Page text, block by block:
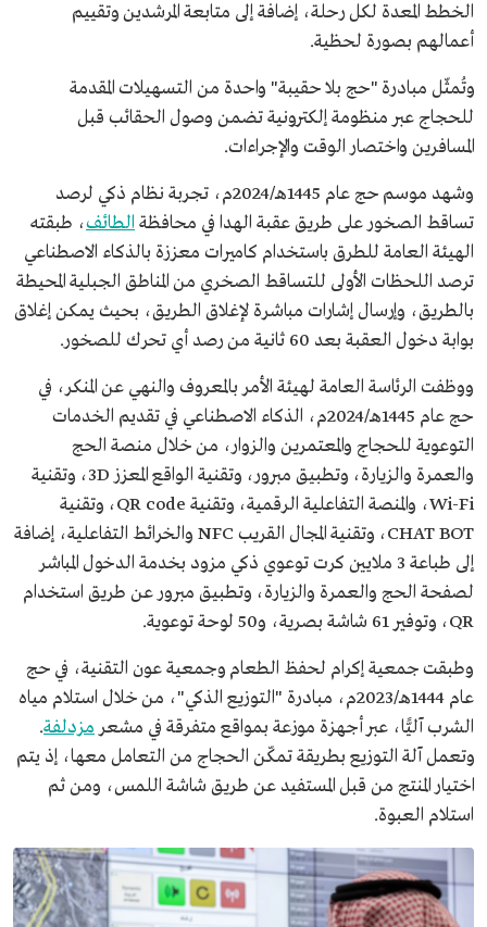
الخطط المعدة لكل رحلة، إضافة إلى متابعة المرشدين وتقييم
أعمالهم بصورة لحظية.
وتُمثّل مبادرة "حج بلا حقيبة" واحدة من التسهيلات المقدمة
للحجاج عبر منظومة إلكترونية تضمن وصول الحقائب قبل
المسافرين واختصار الوقت والإجراءات.
وشهد موسم حج عام 1445هـ/2024م، تجربة نظام ذكي لرصد
تساقط الصخور على طريق عقبة الهدا في محافظة الطائف، طبقته
الهيئة العامة للطرق باستخدام كاميرات معززة بالذكاء الاصطناعي
ترصد اللحظات الأولى للتساقط الصخري من المناطق الجبلية المحيطة
بالطريق، وإرسال إشارات مباشرة لإغلاق الطريق، بحيث يمكن إغلاق
بوابة دخول العقبة بعد 60 ثانية من رصد أي تحرك للصخور.
ووظفت الرئاسة العامة لهيئة الأمر بالمعروف والنهي عن المنكر، في
حج عام 1445هـ/2024م، الذكاء الاصطناعي في تقديم الخدمات
التوعوية للحجاج والمعتمرين والزوار، من خلال منصة الحج
والعمرة والزيارة، وتطبيق مبرور، وتقنية الواقع المعزز 3D، وتقنية
Wi-Fi، والمنصة التفاعلية الرقمية، وتقنية QR code، وتقنية
CHAT BOT، وتقنية المجال القريب NFC والخرائط التفاعلية، إضافة
إلى طباعة 3 ملايين كرت توعوي ذكي مزود بخدمة الدخول المباشر
لصفحة الحج والعمرة والزيارة، وتطبيق مبرور عن طريق استخدام
QR، وتوفير 61 شاشة بصرية، و50 لوحة توعوية.
وطبقت جمعية إكرام لحفظ الطعام وجمعية عون التقنية، في حج
عام 1444هـ/2023م، مبادرة "التوزيع الذكي"، من خلال استلام مياه
الشرب آليًّا، عبر أجهزة موزعة بمواقع متفرقة في مشعر مزدلفة.
وتعمل آلة التوزيع بطريقة تمكّن الحجاج من التعامل معها، إذ يتم
اختيار المنتج من قبل المستفيد عن طريق شاشة اللمس، ومن ثم
استلام العبوة.